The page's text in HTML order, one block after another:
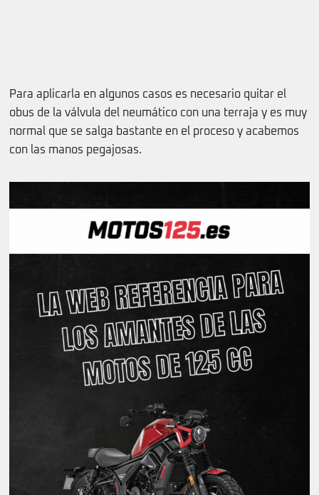
Para aplicarla en algunos casos es necesario quitar el
obus de la válvula del neumático con una terraja y es muy
normal que se salga bastante en el proceso y acabemos
con las manos pegajosas.